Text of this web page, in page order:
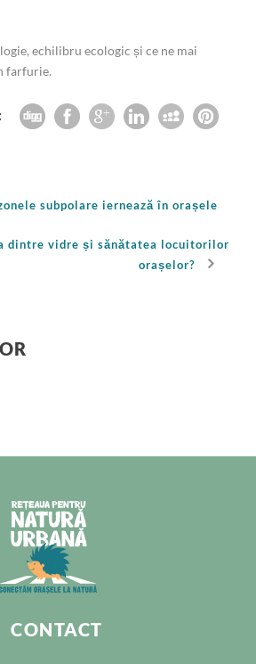
echilibru ecologic și ce ne mai
farfurie.
subpolare iernează în orașele
dintre vidre și sănătatea locuitorilor
orașelor?
CONTACT